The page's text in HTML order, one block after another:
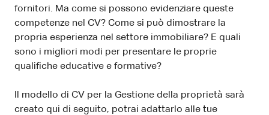
fornitori. Ma come si possono evidenziare queste
competenze nel CV? Come si può dimostrare la
propria esperienza nel settore immobiliare? E quali
sono i migliori modi per presentare le proprie
qualifiche educative e formative?
Il modello di CV per la Gestione della proprietà sarà
creato qui di seguito, potrai adattarlo alle tue